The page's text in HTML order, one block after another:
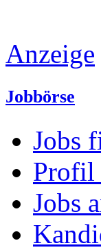
Anzeige
Jobbörse
Jobs
Profil
Jobs